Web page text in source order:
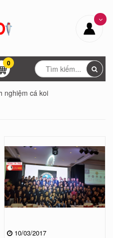
0
nghiệm cá koi
10/03/2017